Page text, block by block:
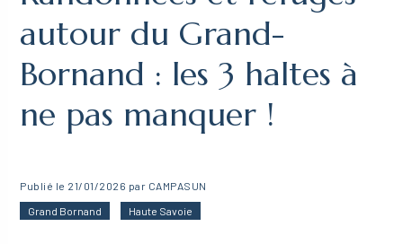
autour du Grand-
Bornand : les 3 haltes à
ne pas manquer !
Publié le 21/01/2026 par CAMPASUN
Grand Bornand
Haute Savoie